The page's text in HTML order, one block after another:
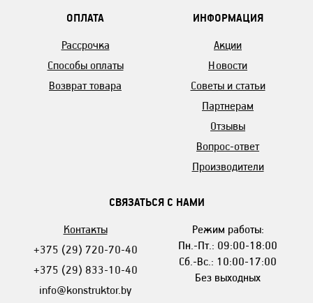
ОПЛАТА
Рассрочка
Способы оплаты
Возврат товара
ИНФОРМАЦИЯ
Акции
Новости
Советы и статьи
Партнерам
Отзывы
Вопрос-ответ
Производители
СВЯЗАТЬСЯ С НАМИ
Контакты
+375 (29) 720-70-40
+375 (29) 833-10-40
info@konstruktor.by
Режим работы:
Пн.-Пт.: 09:00-18:00
Сб.-Вс.: 10:00-17:00
Без выходных